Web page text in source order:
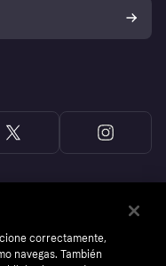
correctamente,
navegas. También